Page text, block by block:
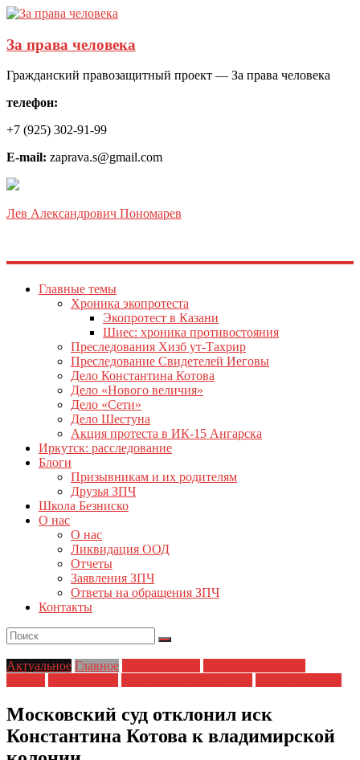
За права человека
Гражданский правозащитный проект — За права человека
телефон:
+7 (925) 302-91-99
E-mail: zaprava.s@gmail.com
Лев Александрович Пономарев
Главные темы
Хроника экопротеста
Экопротест в Казани
Шиес: хроника противостояния
Преследования Хизб ут-Тахрир
Преследование Свидетелей Иеговы
Дело Константина Котова
Дело «Нового величия»
Дело «Сети»
Дело Шестуна
Акция протеста в ИК-15 Ангарска
Иркутск: расследование
Блоги
Призывникам и их родителям
Друзья ЗПЧ
Школа Безниско
О нас
О нас
Ликвидация ООД
Отчеты
Заявления ЗПЧ
Ответы на обращения ЗПЧ
Контакты
Актуальное Главное
Московский суд отклонил иск
Константина Котова к владимирской